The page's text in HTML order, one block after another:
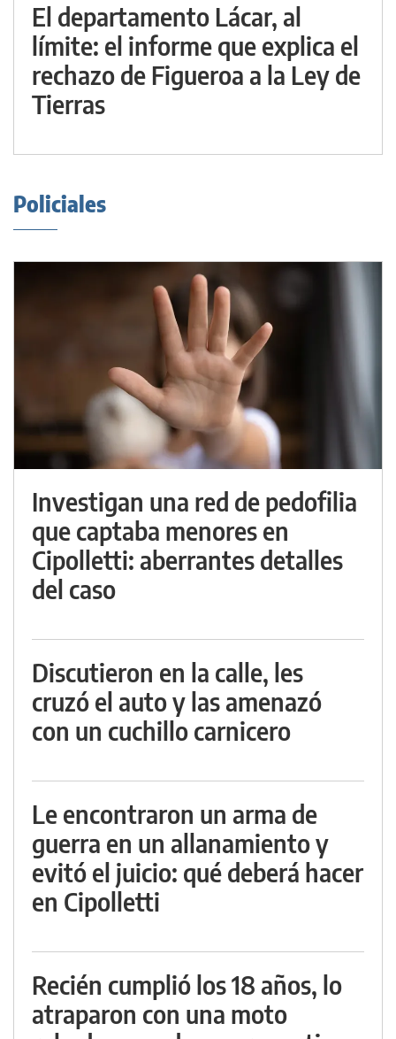
El departamento Lácar, al
límite: el informe que explica el
rechazo de Figueroa a la Ley de
Tierras
Policiales
Investigan una red de pedofilia
que captaba menores en
Cipolletti: aberrantes detalles
del caso
Discutieron en la calle, les
cruzó el auto y las amenazó
con un cuchillo carnicero
Le encontraron un arma de
guerra en un allanamiento y
evitó el juicio: qué deberá hacer
en Cipolletti
Recién cumplió los 18 años, lo
atraparon con una moto